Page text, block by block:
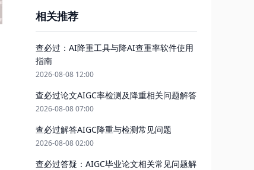
相关推荐
查必过：AI降重工具与降AI查重率软件使用
指南
2026-08-08 12:00
查必过论文AIGC率检测及降重相关问题解答
2026-08-08 07:00
查必过解答AIGC降重与检测常见问题
2026-08-08 02:00
查必过答疑：AIGC毕业论文相关常见问题解